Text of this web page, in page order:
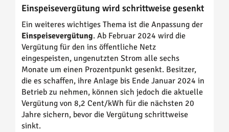
Einspeisevergütung wird schrittweise gesenkt
Ein weiteres wichtiges Thema ist die Anpassung der
Einspeisevergütung. Ab Februar 2024 wird die
Vergütung für den ins öffentliche Netz
eingespeisten, ungenutzten Strom alle sechs
Monate um einen Prozentpunkt gesenkt. Besitzer,
die es schaffen, ihre Anlage bis Ende Januar 2024 in
Betrieb zu nehmen, können sich jedoch die aktuelle
Vergütung von 8,2 Cent/kWh für die nächsten 20
Jahre sichern, bevor die Vergütung schrittweise
sinkt.